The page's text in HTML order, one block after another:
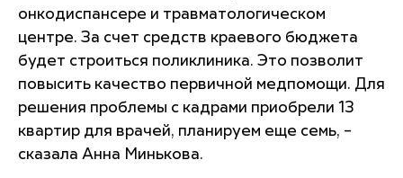
онкодиспансере и травматологическом
центре. За счет средств краевого бюджета
будет строиться поликлиника. Это позволит
повысить качество первичной медпомощи. Для
решения проблемы с кадрами приобрели 13
квартир для врачей, планируем еще семь, –
сказала Анна Минькова.